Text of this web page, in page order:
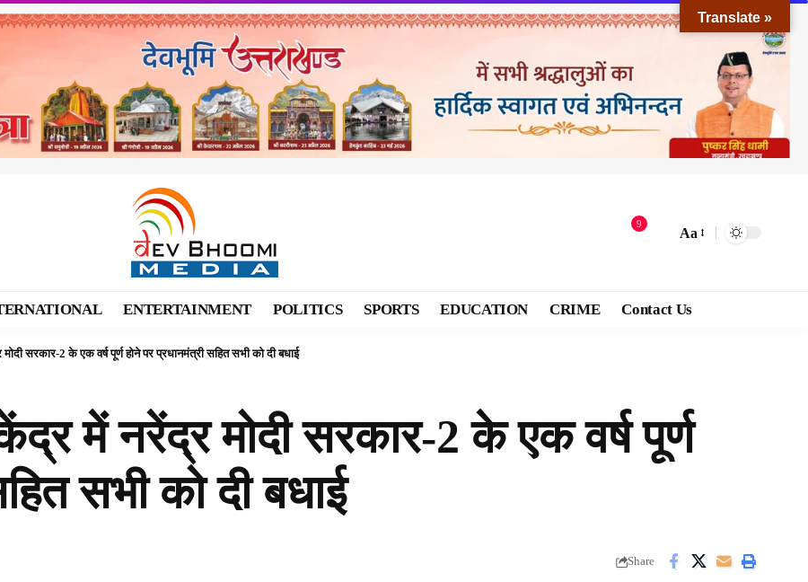
9
Aa
ENTERTAINMENT POLITICS SPORTS EDUCATION CRIME Contact Us
सरकार-2 के एक वर्ष पूर्ण होने पर प्रधानमंत्री सहित सभी को दी बधाई
में नरेंद्र मोदी सरकार-2 के एक वर्ष पूर्ण
सभी को दी बधाई
Share
Translate »